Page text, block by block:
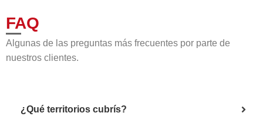
FAQ
Algunas de las preguntas más frecuentes por parte de
nuestros clientes.
¿Qué territorios cubrís?